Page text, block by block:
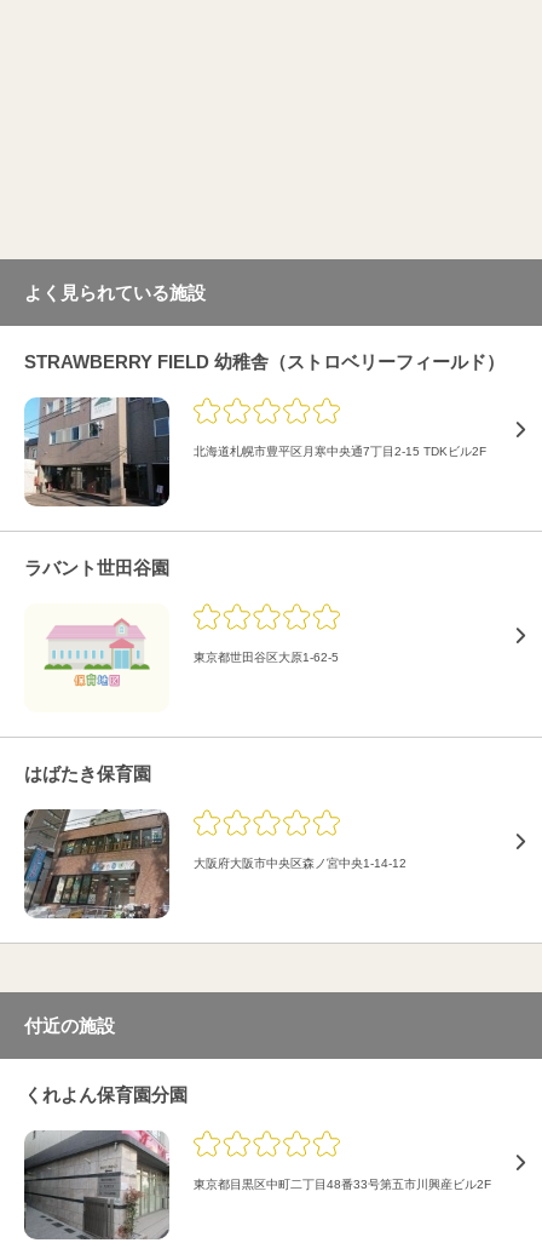
よく見られている施設
STRAWBERRY FIELD 幼稚舎（ストロベリーフィールド）
北海道札幌市豊平区月寒中央通7丁目2-15 TDKビル2F
ラバント世田谷園
東京都世田谷区大原1-62-5
はばたき保育園
大阪府大阪市中央区森ノ宮中央1-14-12
付近の施設
くれよん保育園分園
東京都目黒区中町二丁目48番33号第五市川興産ビル2F